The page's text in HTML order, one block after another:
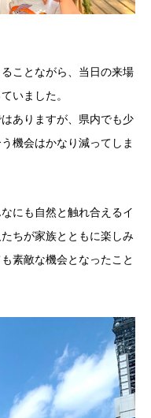
ことながら、当日の来場
いました。
ありますが、県内でも少
機会はかなり減ってしま
にも自然と触れ合えるイ
ちが家族とともに楽しみ
素敵な機会となったこと